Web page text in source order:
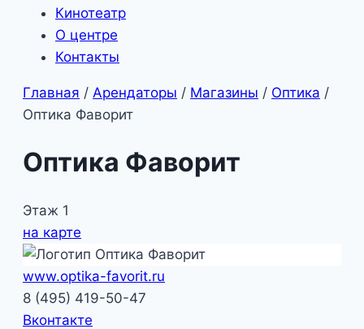
Кинотеатр
О центре
Контакты
Главная / Арендаторы / Магазины / Оптика /
Оптика Фаворит
Оптика Фаворит
Этаж 1
на карте
www.optika-favorit.ru
8 (495) 419-50-47
Вконтакте